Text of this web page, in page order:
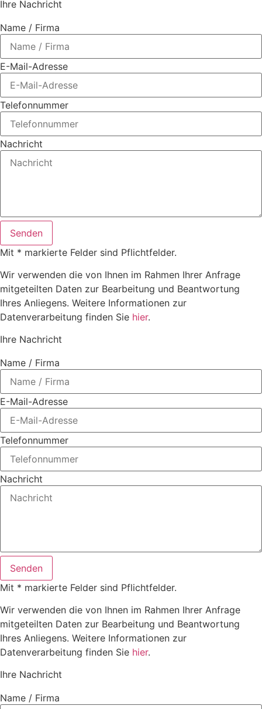
Ihre Nachricht
Name / Firma
E-Mail-Adresse
Telefonnummer
Nachricht
Senden
Mit * markierte Felder sind Pflichtfelder.
Wir verwenden die von Ihnen im Rahmen Ihrer Anfrage
mitgeteilten Daten zur Bearbeitung und Beantwortung
Ihres Anliegens. Weitere Informationen zur
Datenverarbeitung finden Sie hier.
Ihre Nachricht
Name / Firma
E-Mail-Adresse
Telefonnummer
Nachricht
Senden
Mit * markierte Felder sind Pflichtfelder.
Wir verwenden die von Ihnen im Rahmen Ihrer Anfrage
mitgeteilten Daten zur Bearbeitung und Beantwortung
Ihres Anliegens. Weitere Informationen zur
Datenverarbeitung finden Sie hier.
Ihre Nachricht
Name / Firma